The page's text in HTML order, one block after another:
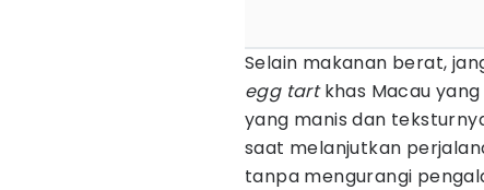
Selain makanan berat,
egg tartkhas Macau
yang manis dan
saat melanjutkan
tanpa mengurangi